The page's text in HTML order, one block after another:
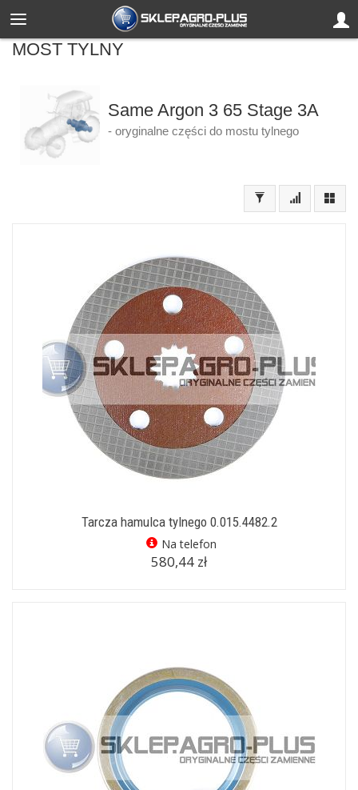
MOST TYLNY
Same Argon 3 65 Stage 3A
- oryginalne części do mostu tylnego
Tarcza hamulca tylnego 0.015.4482.2
Na telefon
580,44 zł